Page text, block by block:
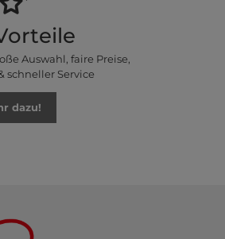
Auswahl, faire Preise,
schneller Service
dazu!